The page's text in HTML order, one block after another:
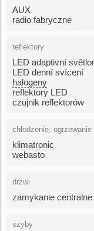
AUX
radio fabryczne
reflektory
LED adaptivní
LED denní svícení
halogeny
reflektory LED
czujnik reflektorów
chłodzenie, ogrzewanie
klimatronic
webasto
drzwi
zamykanie
szyby